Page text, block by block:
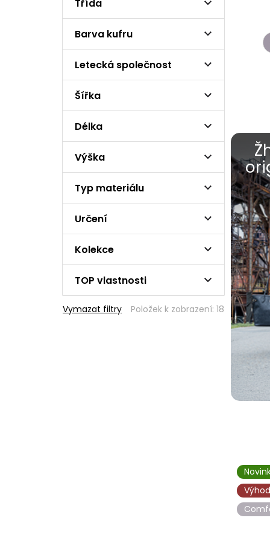
Třída
Barva kufru
Letecká společnost
Šířka
Délka
Výška
Typ materiálu
Určení
Kolekce
TOP vlastnosti
Vymazat filtry Položek k zobrazení: 18